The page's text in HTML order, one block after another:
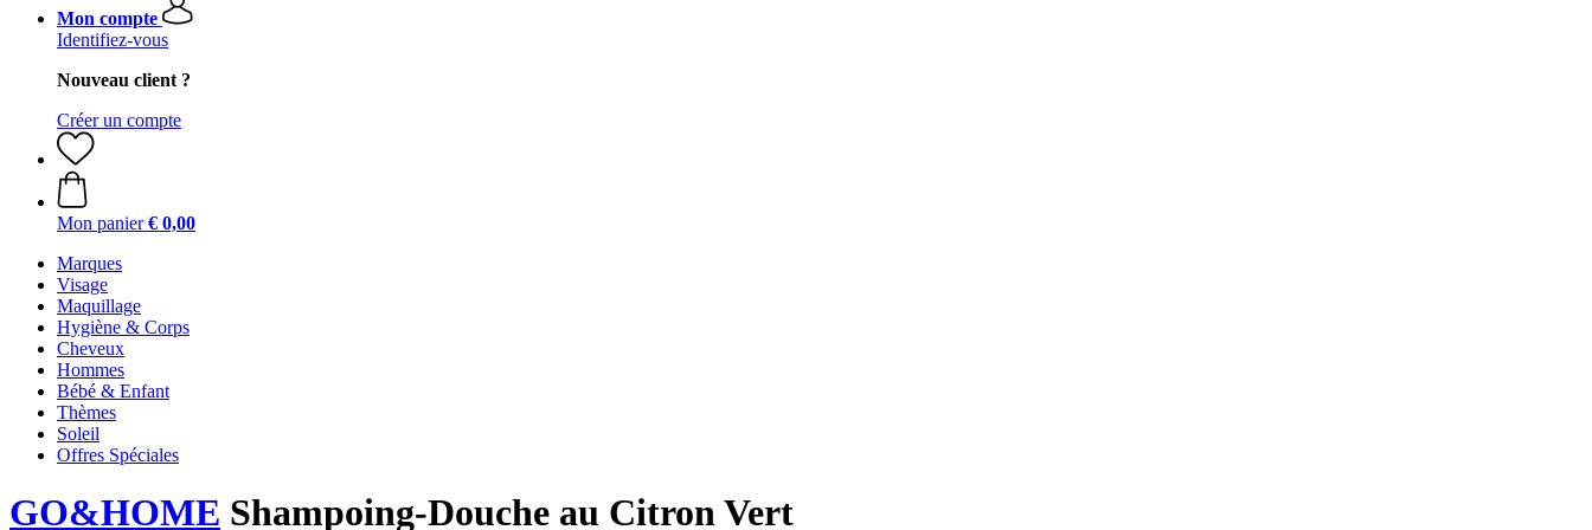
Mon compte
Identifiez-vous
Nouveau client ?
Créer un compte
Mon panier € 0,00
Marques
Visage
Maquillage
Hygiène & Corps
Cheveux
Hommes
Bébé & Enfant
Thèmes
Soleil
Offres Spéciales
GO&HOME Shampoing-Douche au Citron Vert